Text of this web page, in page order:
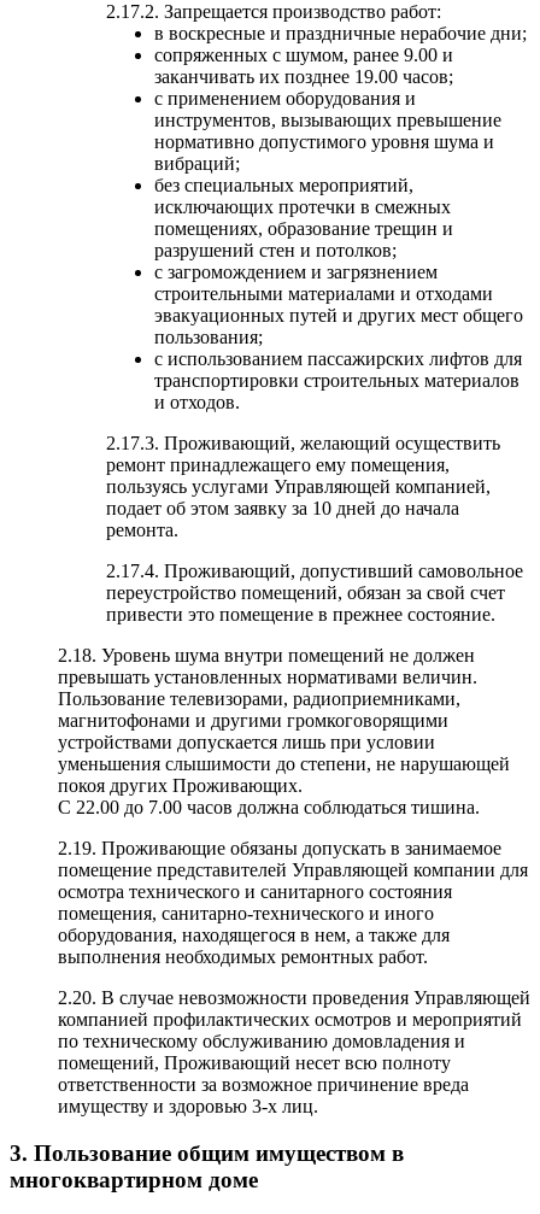
2.17.2. Запрещается производство работ:
в воскресные и праздничные нерабочие дни;
сопряженных с шумом, ранее 9.00 и
заканчивать их позднее 19.00 часов;
с применением оборудования и
инструментов, вызывающих превышение
нормативно допустимого уровня шума и
вибраций;
без специальных мероприятий,
исключающих протечки в смежных
помещениях, образование трещин и
разрушений стен и потолков;
с загромождением и загрязнением
строительными материалами и отходами
эвакуационных путей и других мест общего
пользования;
с использованием пассажирских лифтов для
транспортировки строительных материалов
и отходов.
2.17.3. Проживающий, желающий осуществить
ремонт принадлежащего ему помещения,
пользуясь услугами Управляющей компанией,
подает об этом заявку за 10 дней до начала
ремонта.
2.17.4. Проживающий, допустивший самовольное
переустройство помещений, обязан за свой счет
привести это помещение в прежнее состояние.
2.18. Уровень шума внутри помещений не должен
превышать установленных нормативами величин.
Пользование телевизорами, радиоприемниками,
магнитофонами и другими громкоговорящими
устройствами допускается лишь при условии
уменьшения слышимости до степени, не нарушающей
покоя других Проживающих.
С 22.00 до 7.00 часов должна соблюдаться тишина.
2.19. Проживающие обязаны допускать в занимаемое
помещение представителей Управляющей компании для
осмотра технического и санитарного состояния
помещения, санитарно-технического и иного
оборудования, находящегося в нем, а также для
выполнения необходимых ремонтных работ.
2.20. В случае невозможности проведения Управляющей
компанией профилактических осмотров и мероприятий
по техническому обслуживанию домовладения и
помещений, Проживающий несет всю полноту
ответственности за возможное причинение вреда
имуществу и здоровью 3-х лиц.
3. Пользование общим имуществом в
многоквартирном доме